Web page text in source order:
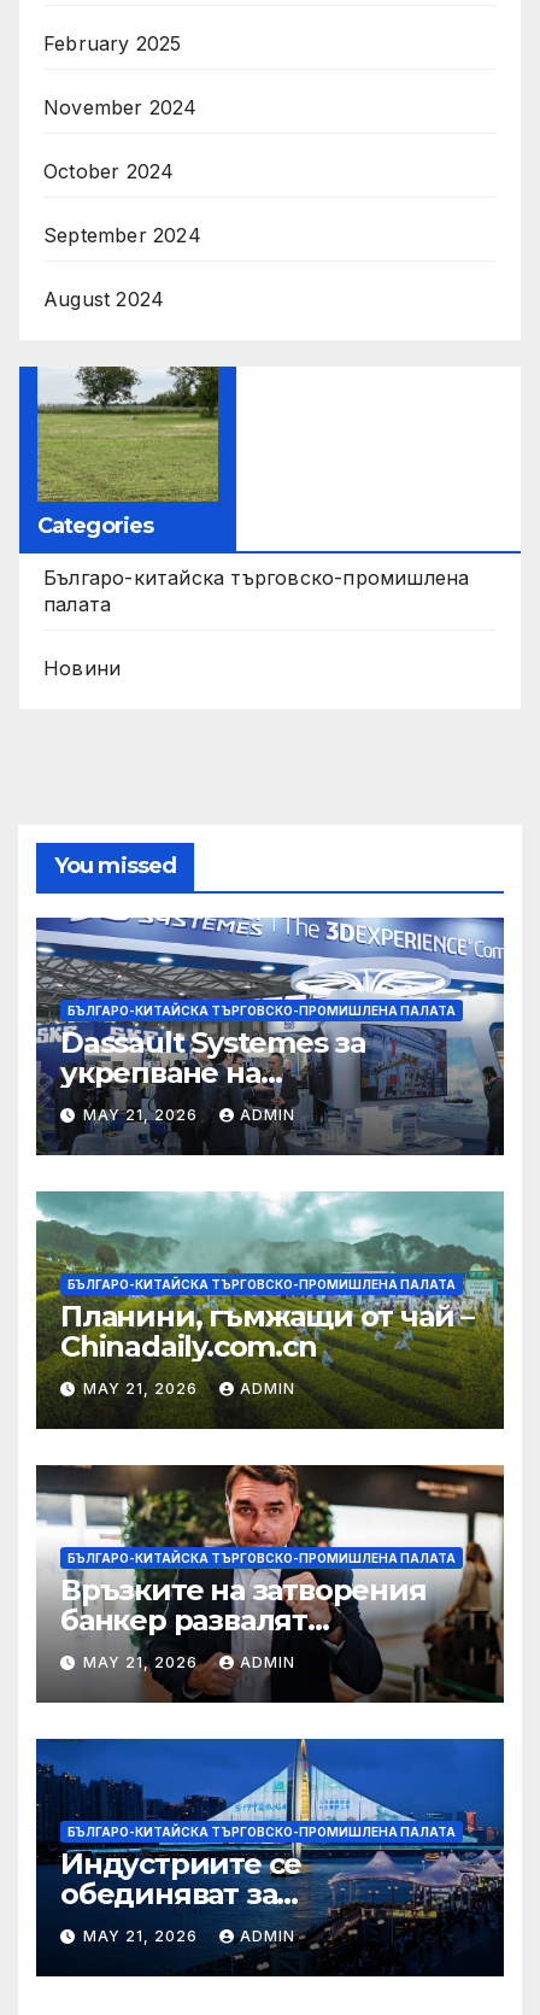
February 2025
November 2024
October 2024
September 2024
August 2024
Categories
Българо-китайска търговско-промишлена
палата
Новини
You missed
БЪЛГАРО-КИТАЙСКА ТЪРГОВСКО-ПРОМИШЛЕНА ПАЛАТА
Dassault Systemes за
укрепване на
изграждането на AI
екосистема в Китай
MAY 21, 2026 ADMIN
БЪЛГАРО-КИТАЙСКА ТЪРГОВСКО-ПРОМИШЛЕНА ПАЛАТА
Планини, гъмжащи от чай –
Chinadaily.com.cn
MAY 21, 2026 ADMIN
БЪЛГАРО-КИТАЙСКА ТЪРГОВСКО-ПРОМИШЛЕНА ПАЛАТА
Връзките на затворения
банкер развалят
надеждите на Флавио
Болсонаро за президент на
Бразилия
MAY 21, 2026 ADMIN
БЪЛГАРО-КИТАЙСКА ТЪРГОВСКО-ПРОМИШЛЕНА ПАЛАТА
Индустриите се
обединяват за
висококачествен растеж на
културния и
туристическия сектор
MAY 21, 2026 ADMIN